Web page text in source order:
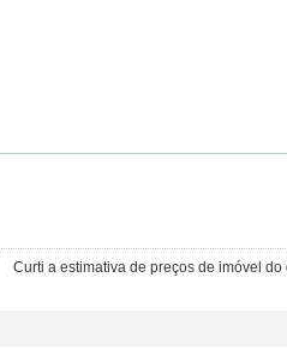
Curti a estimativa de preços de imóvel do